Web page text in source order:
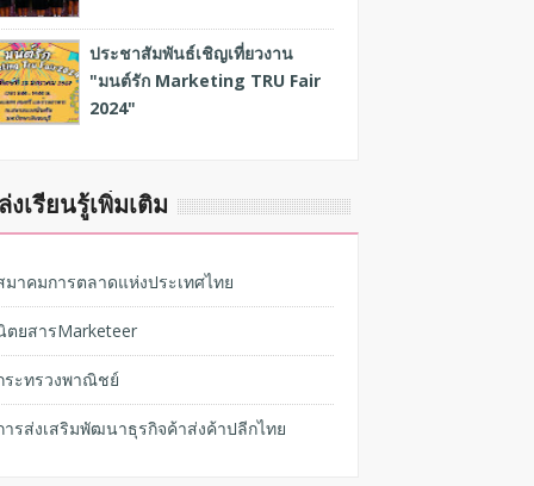
ประชาสัมพันธ์เชิญเที่ยวงาน
"มนต์รัก Marketing TRU Fair
2024"
งเรียนรู้เพิ่มเติม
มาคมการตลาดแห่งประเทศไทย
ตยสารMarketeer
ระทรวงพาณิชย์
ารส่งเสริมพัฒนาธุรกิจค้าส่งค้าปลีกไทย